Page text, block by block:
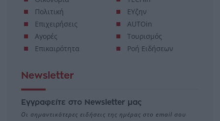
Πολιτική
Επιχειρήσεις
Αγορές
Επικαιρότητα
ΕΥζην
AUTOin
Τουρισμός
Ροή Ειδήσεων
Newsletter
Εγγραφείτε στο Newsletter μας
Οι σημαντικότερες ειδήσεις της ημέρας στο email σου